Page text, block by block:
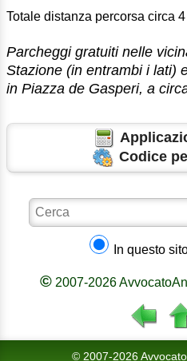
Totale distanza percorsa circa 4
Parcheggi gratuiti nelle
Stazione (in entrambi i lati)
in Piazza de Gasperi, a
Codice
In questo
©2007-2026
© 2007-2026